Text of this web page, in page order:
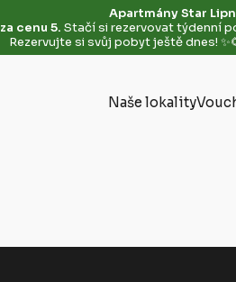
Apartmány Star
cenu 5. Stačí si rezervovat týdenní
Rezervujte si svůj pobyt ještě dnes!
Naše lokality